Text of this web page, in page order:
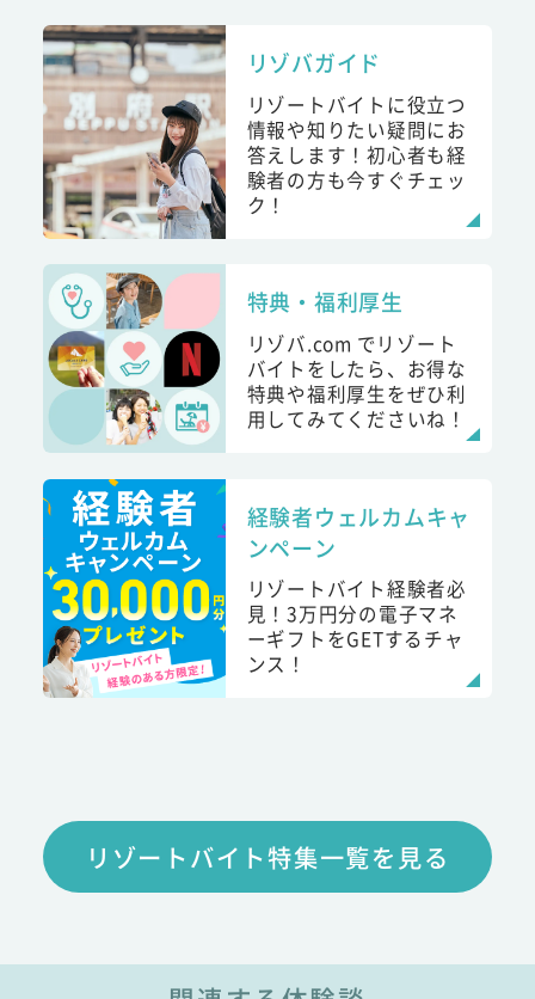
リゾバガイド
リゾートバイトに役立つ
情報や知りたい疑問にお
答えします！初心者も経
験者の方も今すぐチェッ
ク！
特典・福利厚生
リゾバ.com でリゾート
バイトをしたら、お得な
特典や福利厚生をぜひ利
用してみてくださいね！
経験者ウェルカムキャ
ンペーン
リゾートバイト経験者必
見！3万円分の電子マネ
ーギフトをGETするチャ
ンス！
リゾートバイト特集一覧を見る